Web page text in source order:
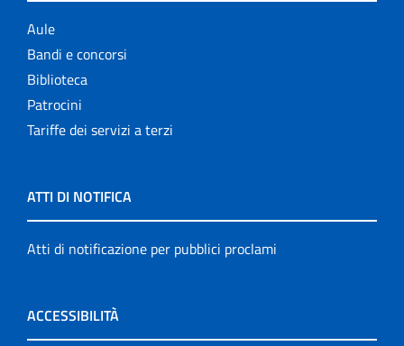
Aule
Bandi e concorsi
Biblioteca
Patrocini
Tariffe dei servizi a terzi
ATTI DI NOTIFICA
Atti di notificazione per pubblici proclami
ACCESSIBILITÀ